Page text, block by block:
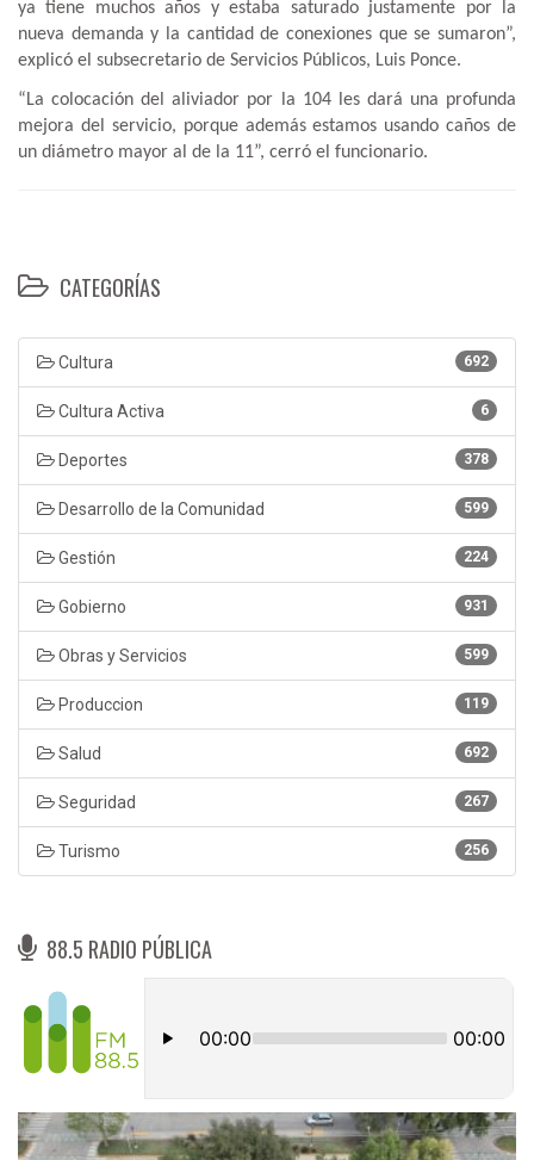
ya tiene muchos años y estaba saturado justamente por la
nueva demanda y la cantidad de conexiones que se sumaron”,
explicó el subsecretario de Servicios Públicos, Luis Ponce.
“La colocación del aliviador por la 104 les dará una profunda
mejora del servicio, porque además estamos usando caños de
un diámetro mayor al de la 11”, cerró el funcionario.
CATEGORÍAS
692
Cultura
6
Cultura Activa
378
Deportes
599
Desarrollo de la Comunidad
224
Gestión
931
Gobierno
599
Obras y Servicios
119
Produccion
692
Salud
267
Seguridad
256
Turismo
88.5 RADIO PÚBLICA